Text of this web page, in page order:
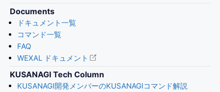
Documents
ドキュメント一覧
コマンド一覧
FAQ
WEXAL ドキュメント
KUSANAGI Tech Column
KUSANAGI開発メンバーのKUSANAGIコマンド解説